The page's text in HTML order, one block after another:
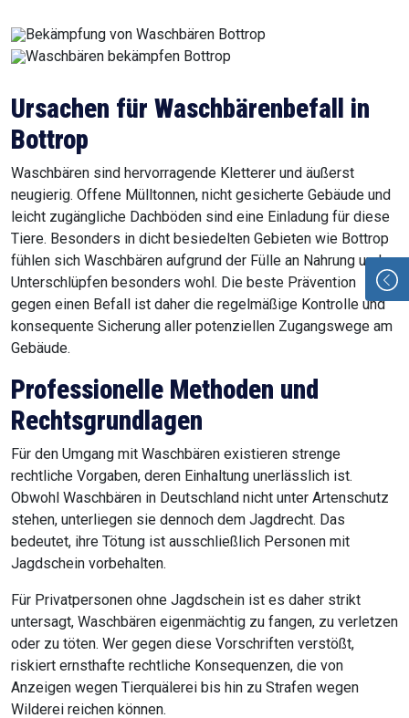
Ursachen für Waschbärenbefall in
Bottrop
Waschbären sind hervorragende Kletterer und äußerst
neugierig. Offene Mülltonnen, nicht gesicherte Gebäude und
leicht zugängliche Dachböden sind eine Einladung für diese
Tiere. Besonders in dicht besiedelten Gebieten wie Bottrop
fühlen sich Waschbären aufgrund der Fülle an Nahrung und
Unterschlüpfen besonders wohl. Die beste Prävention
gegen einen Befall ist daher die regelmäßige Kontrolle und
konsequente Sicherung aller potenziellen Zugangswege am
Gebäude.
Professionelle Methoden und
Rechtsgrundlagen
Für den Umgang mit Waschbären existieren strenge
rechtliche Vorgaben, deren Einhaltung unerlässlich ist.
Obwohl Waschbären in Deutschland nicht unter Artenschutz
stehen, unterliegen sie dennoch dem Jagdrecht. Das
bedeutet, ihre Tötung ist ausschließlich Personen mit
Jagdschein vorbehalten.
Für Privatpersonen ohne Jagdschein ist es daher strikt
untersagt, Waschbären eigenmächtig zu fangen, zu verletzen
oder zu töten. Wer gegen diese Vorschriften verstößt,
riskiert ernsthafte rechtliche Konsequenzen, die von
Anzeigen wegen Tierquälerei bis hin zu Strafen wegen
Wilderei reichen können.